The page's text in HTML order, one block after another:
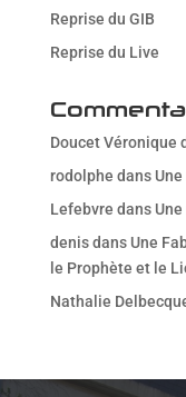
Reprise du GIB
Reprise du Live
Doucet Véronique
rodolphe dans
Lefebvre dans
denisdans Une
le Prophète et le
Nathalie